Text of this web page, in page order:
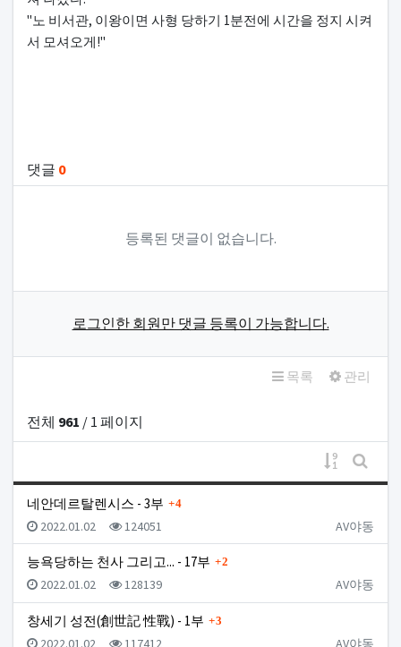
"노 비서관, 이왕이면 사형 당하기 1분전에 시간을 정지 시켜
서 모셔오게!"
댓글 0
등록된 댓글이 없습니다.
로그인한 회원만 댓글 등록이 가능합니다.
목록 관리
전체 961 / 1 페이지
게시물 정
게시
네안데르탈렌시스 - 3부 댓글
4
등록자
AV야동
등록일
2022.01.02 조회
124051
능욕당하는 천사 그리고... - 17부 댓글
2
등록자
AV야동
등록일
2022.01.02 조회
128139
창세기 성전(創世記 性戰) - 1부 댓글
3
등록자
AV야동
등록일
2022.01.02 조회
117412